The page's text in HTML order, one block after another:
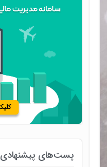
پست‌های پیشنهادی